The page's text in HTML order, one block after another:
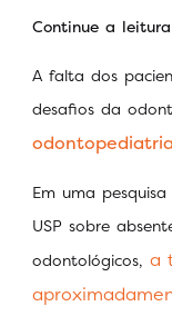
Continue a
A falta dos
desafios da
odontopediatria
Em uma
USP sobre
odontológicos, a